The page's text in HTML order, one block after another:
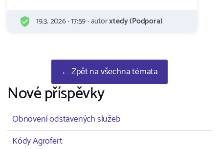
19.3. 2026 · 17:59 · autorxtedy (Podpora)
← Zpět na všechna témata
Nové příspěvky
Obnovení odstavených služeb
Kódy Agrofert